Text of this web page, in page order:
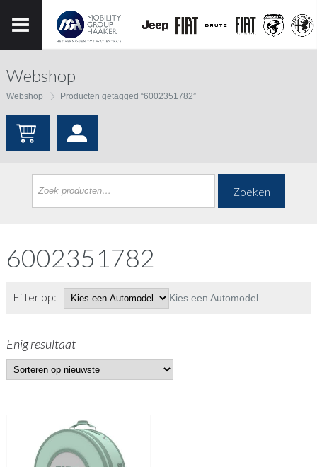
Webshop
Webshop Producten getagged “6002351782”
Zoeken
6002351782
Filter op: Kies een Automodel
Enig resultaat